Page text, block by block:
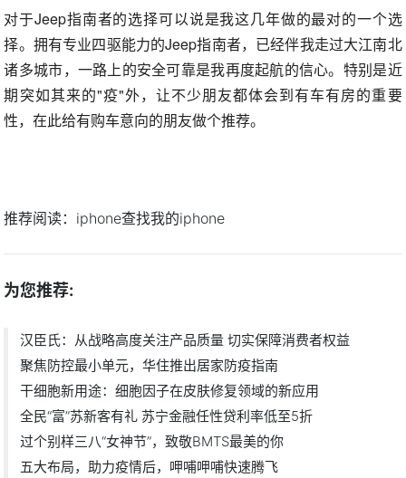
对于Jeep指南者的选择可以说是我这几年做的最对的一个选
择。拥有专业四驱能力的Jeep指南者，已经伴我走过大江南北
诸多城市，一路上的安全可靠是我再度起航的信心。特别是近
期突如其来的"疫"外，让不少朋友都体会到有车有房的重要
性，在此给有购车意向的朋友做个推荐。
推荐阅读： iphone查找我的iphone
为您推荐:
汉臣氏：从战略高度关注产品质量 切实保障消费者权益
聚焦防控最小单元，华住推出居家防疫指南
干细胞新用途：细胞因子在皮肤修复领域的新应用
全民“富”苏新客有礼 苏宁金融任性贷利率低至5折
过个别样三八“女神节”，致敬BMTS最美的你
五大布局，助力疫情后，呷哺呷哺快速腾飞